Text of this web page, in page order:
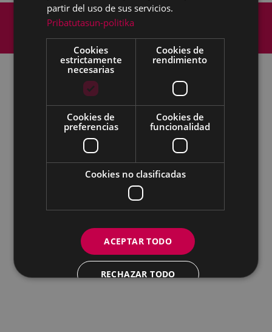
Mapa del Sitio
Aviso legal
Política de cookies
Accesibilidad
Todas las redes sociales del Ayuntamiento
Eibarko Andretxea - Isasi kalea, 11 | 20600 Eibar
Andretxea: 943 54 39 38
Igualdad: 943 70 84 40
andretxea@eibar.eus
berdintasuna@eibar.eus
IFZ: P2003100A | DIR3 L01200300
partir del uso de sus servicios.
Pribatutasun-politika
Cookies
estrictamente
necesarias
Cookies de
rendimiento
Cookies de
preferencias
Cookies de
funcionalidad
Cookies no clasificadas
ACEPTAR TODO
RECHAZAR TODO